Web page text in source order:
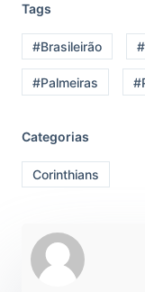
Tags
#Brasileirão
#Palmeiras
Categorias
Corinthians